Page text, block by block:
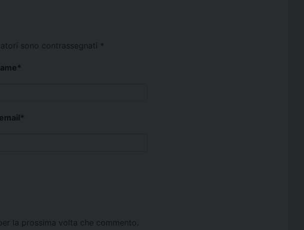
sono contrassegnati *
*
*
la prossima volta che commento.